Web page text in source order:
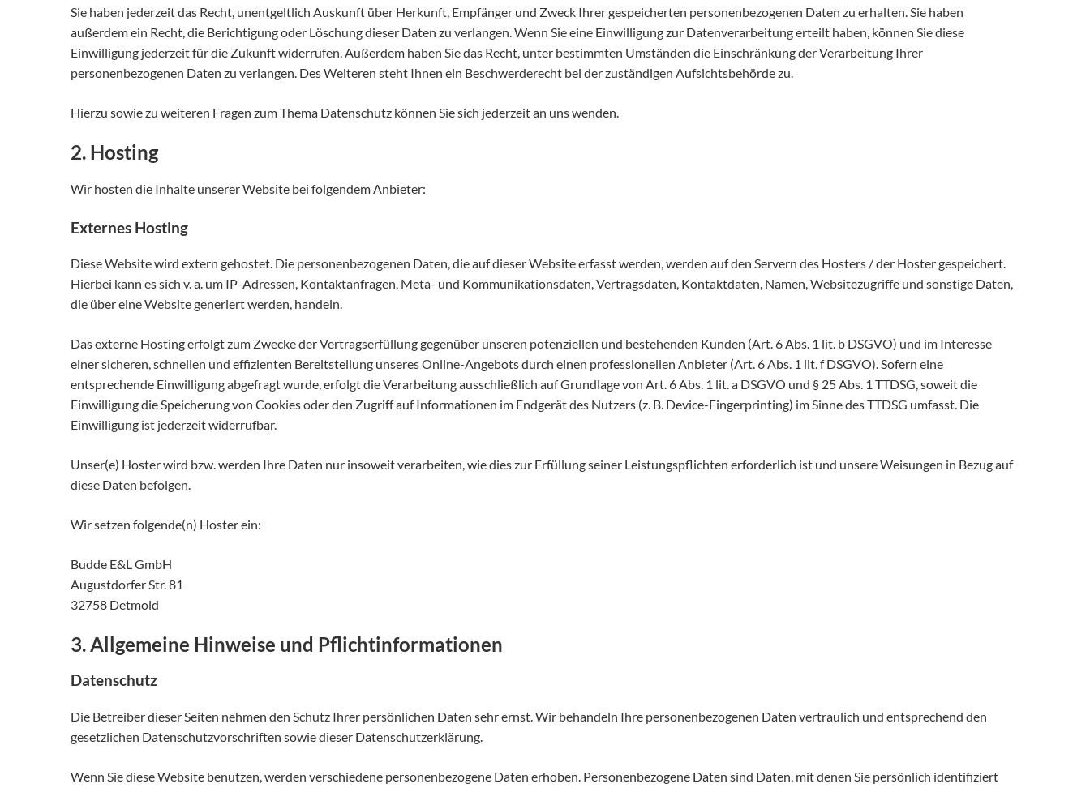
Sie haben jederzeit das Recht, unentgeltlich Auskunft über Herkunft, Empfänger und Zweck Ihrer gespeicherten personenbezogenen Daten zu erhalten. Sie haben
außerdem ein Recht, die Berichtigung oder Löschung dieser Daten zu verlangen. Wenn Sie eine Einwilligung zur Datenverarbeitung erteilt haben, können Sie diese
Einwilligung jederzeit für die Zukunft widerrufen. Außerdem haben Sie das Recht, unter bestimmten Umständen die Einschränkung der Verarbeitung Ihrer
personenbezogenen Daten zu verlangen. Des Weiteren steht Ihnen ein Beschwerderecht bei der zuständigen Aufsichtsbehörde zu.
Hierzu sowie zu weiteren Fragen zum Thema Datenschutz können Sie sich jederzeit an uns wenden.
2. Hosting
Wir hosten die Inhalte unserer Website bei folgendem Anbieter:
Externes Hosting
Diese Website wird extern gehostet. Die personenbezogenen Daten, die auf dieser Website erfasst werden, werden auf den Servern des Hosters / der Hoster gespeichert.
Hierbei kann es sich v. a. um IP-Adressen, Kontaktanfragen, Meta- und Kommunikationsdaten, Vertragsdaten, Kontaktdaten, Namen, Websitezugriffe und sonstige Daten,
die über eine Website generiert werden, handeln.
Das externe Hosting erfolgt zum Zwecke der Vertragserfüllung gegenüber unseren potenziellen und bestehenden Kunden (Art. 6 Abs. 1 lit. b DSGVO) und im Interesse
einer sicheren, schnellen und effizienten Bereitstellung unseres Online-Angebots durch einen professionellen Anbieter (Art. 6 Abs. 1 lit. f DSGVO). Sofern eine
entsprechende Einwilligung abgefragt wurde, erfolgt die Verarbeitung ausschließlich auf Grundlage von Art. 6 Abs. 1 lit. a DSGVO und § 25 Abs. 1 TTDSG, soweit die
Einwilligung die Speicherung von Cookies oder den Zugriff auf Informationen im Endgerät des Nutzers (z. B. Device-Fingerprinting) im Sinne des TTDSG umfasst. Die
Einwilligung ist jederzeit widerrufbar.
Unser(e) Hoster wird bzw. werden Ihre Daten nur insoweit verarbeiten, wie dies zur Erfüllung seiner Leistungspflichten erforderlich ist und unsere Weisungen in Bezug auf
diese Daten befolgen.
Wir setzen folgende(n) Hoster ein:
Budde E&L GmbH
Augustdorfer Str. 81
32758 Detmold
3. Allgemeine Hinweise und Pflicht­informationen
Datenschutz
Die Betreiber dieser Seiten nehmen den Schutz Ihrer persönlichen Daten sehr ernst. Wir behandeln Ihre personenbezogenen Daten vertraulich und entsprechend den
gesetzlichen Datenschutzvorschriften sowie dieser Datenschutzerklärung.
Wenn Sie diese Website benutzen, werden verschiedene personenbezogene Daten erhoben. Personenbezogene Daten sind Daten, mit denen Sie persönlich identifiziert